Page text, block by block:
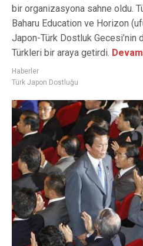
bir organizasyona sahne oldu.
Baharu Education ve Horizon
Japon-Türk Dostluk Gecesi’nin
Türkleri bir araya getirdi.
Haberler
Türk Japon Dostluğu